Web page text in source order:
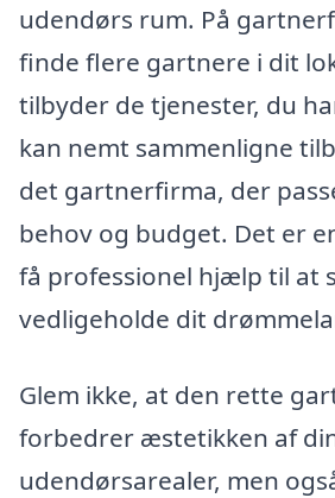
udendørs rum. På
finde flere gartnere i dit
tilbyder de tjenester, du
kan nemt sammenligne
det gartnerfirma, der
behov og budget. Det er
få professionel hjælp til at
vedligeholde dit
Glem ikke, at den rette
forbedrer æstetikken af
udendørsarealer, men